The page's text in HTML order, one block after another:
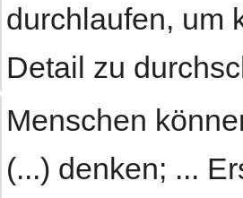
durchlaufen, um
Detail zu
Menschen
(...) denken; ...